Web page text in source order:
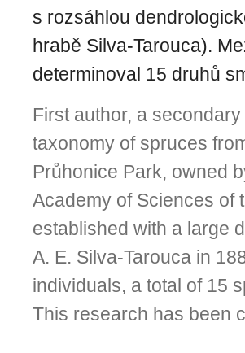
s rozsáhlou
hrabě Silva-Tarouca).
determinoval 15 druhů
First author, a
taxonomy of spruces
Průhonice Park, owned
Academy of Sciences of
established with a large
A. E. Silva-Tarouca in
individuals, a total of 15
This research has been